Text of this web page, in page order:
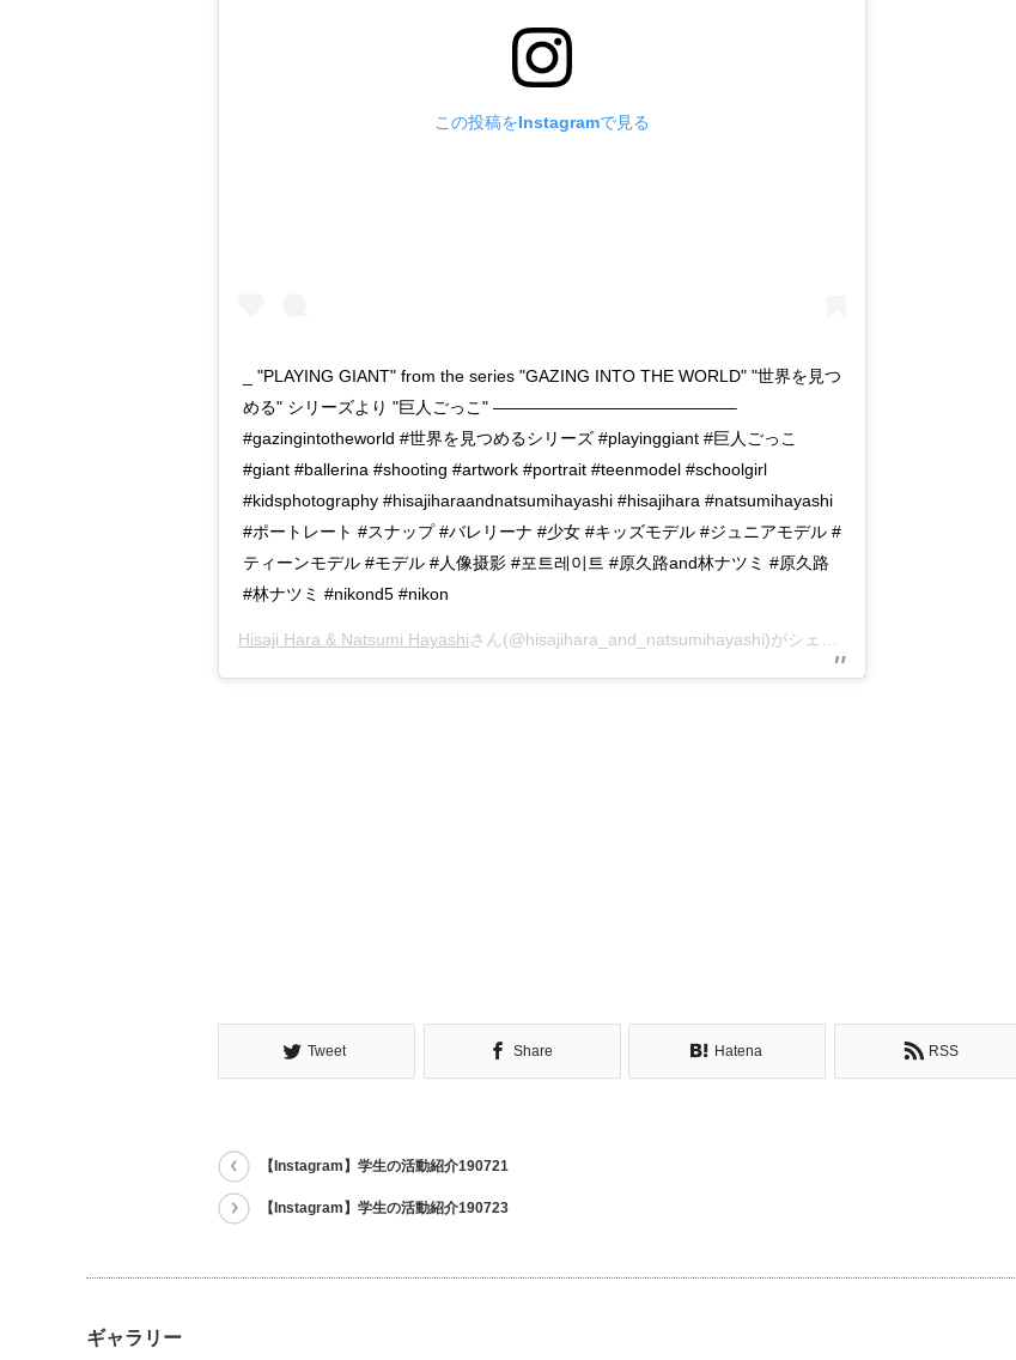
この投稿をInstagramで見る
_ "PLAYING GIANT" from the series "GAZING INTO THE WORLD" "世界を見つ
める" シリーズより "巨人ごっこ" ——————————————–
#gazingintotheworld #世界を見つめるシリーズ #playinggiant #巨人ごっこ
#giant #ballerina #shooting #artwork #portrait #teenmodel #schoolgirl
#kidsphotography #hisajiharaandnatsumihayashi #hisajihara #natsumihayashi
#ポートレート #スナップ #バレリーナ #少女 #キッズモデル #ジュニアモデル #
ティーンモデル #モデル #人像摄影 #포트레이트 #原久路and林ナツミ #原久路
#林ナツミ #nikond5 #nikon
Hisaji Hara & Natsumi Hayashiさん(@hisajihara_and_natsumihayashi)がシェアした投稿 –
Tweet Share Hatena RSS
【Instagram】学生の活動紹介190721
【Instagram】学生の活動紹介190723
ギャラリー